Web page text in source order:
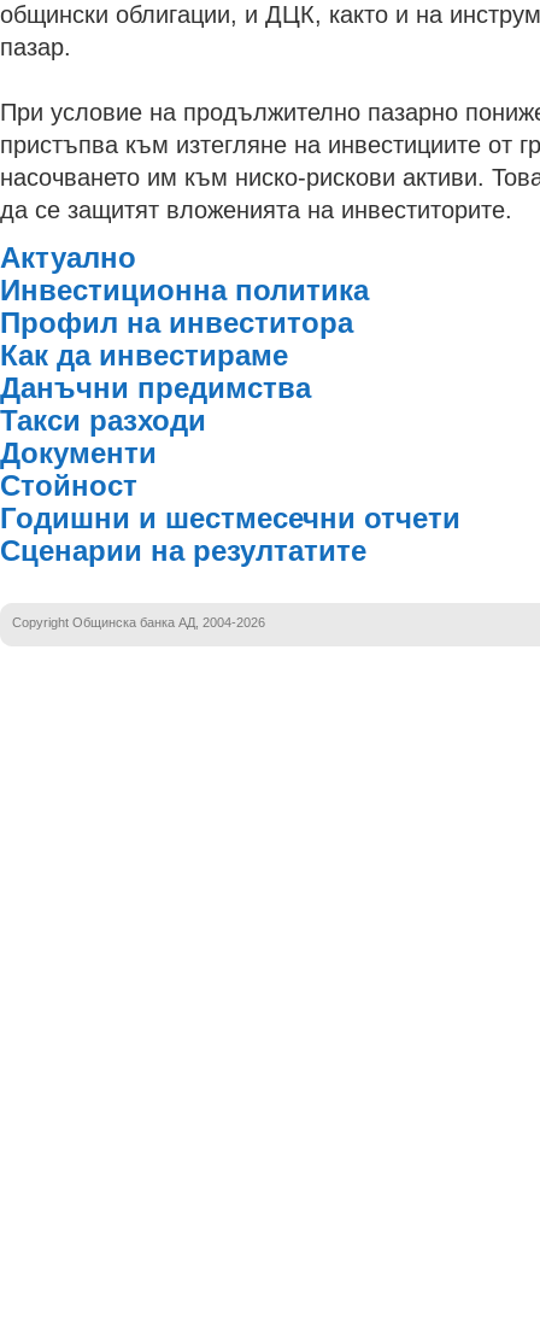
общински облигации, и ДЦК, както и на
пазар.
При условие на продължително пазарно
пристъпва към изтегляне на инвестициите от
насочването им към ниско-рискови активи.
да се защитят вложенията на инвеститорите.
Актуално
Инвестиционна политика
Профил на инвеститора
Как да инвестираме
Данъчни предимства
Такси разходи
Документи
Стойност
Годишни и шестмесечни отчети
Сценарии на резултатите
Copyright Общинска банка АД, 2004-2026